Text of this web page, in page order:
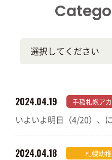
選択してください
2024.04.19 手稲札幌ア
いよいよ明日（4/20）、
2024.04.18 札幌幼